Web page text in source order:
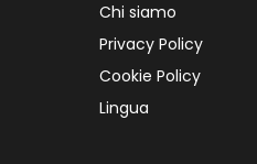
Chi siamo
Privacy Policy
Cookie Policy
Lingua